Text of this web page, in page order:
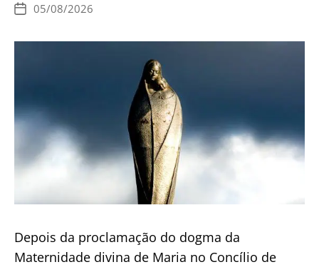
Data
publicação
05/08/2026
Depois da proclamação do dogma da
Maternidade divina de Maria no Concílio de